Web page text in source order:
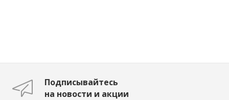
Подписывайтесь
на новости и акции